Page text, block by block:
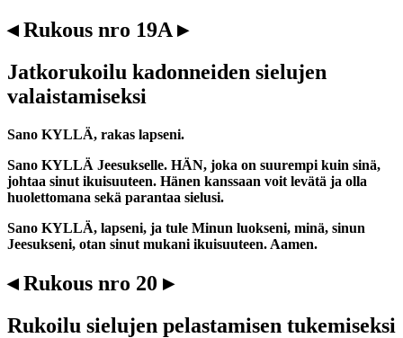
◂ Rukous nro 19A ▸
Jatkorukoilu kadonneiden sielujen
valaistamiseksi
Sano KYLLÄ, rakas lapseni.
Sano KYLLÄ Jeesukselle. HÄN, joka on suurempi kuin sinä,
johtaa sinut ikuisuuteen. Hänen kanssaan voit levätä ja olla
huolettomana sekä parantaa sielusi.
Sano KYLLÄ, lapseni, ja tule Minun luokseni, minä, sinun
Jeesukseni, otan sinut mukani ikuisuuteen. Aamen.
◂ Rukous nro 20 ▸
Rukoilu sielujen pelastamisen tukemiseksi